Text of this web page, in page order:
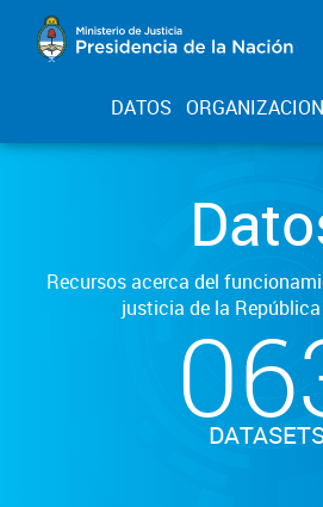
DATOS
Recursos acerca del
justicia de la